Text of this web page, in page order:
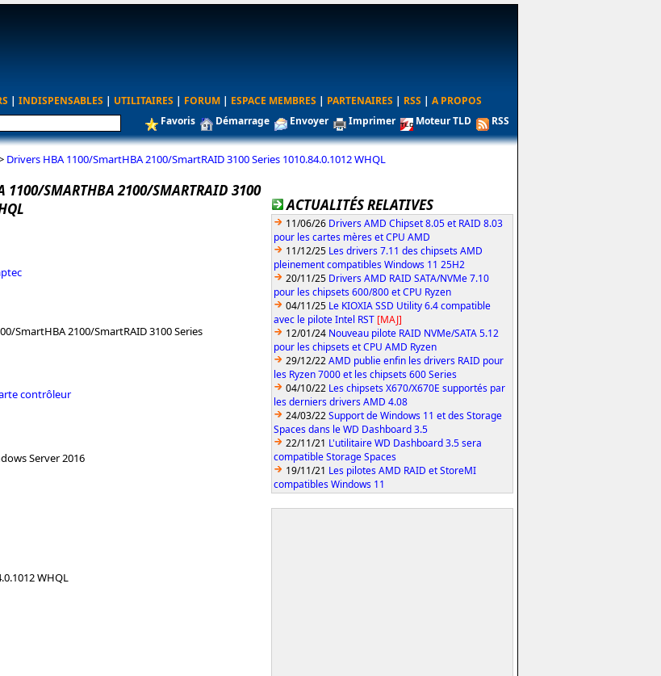
| INDISPENSABLES | UTILITAIRES | FORUM | ESPACE MEMBRES | PARTENAIRES | RSS | A PROPOS
Favoris Démarrage Envoyer Imprimer Moteur TLD RSS
Drivers HBA 1100/SmartHBA 2100/SmartRAID 3100 Series 1010.84.0.1012 WHQL
1100/SMARTHBA 2100/SMARTRAID 3100
SmartHBA 2100/SmartRAID 3100 Series
contrôleur
Server 2016
WHQL
ACTUALITÉS RELATIVES
11/06/26 Drivers AMD Chipset 8.05 et RAID 8.03
pour les cartes mères et CPU AMD
11/12/25 Les drivers 7.11 des chipsets AMD
pleinement compatibles Windows 11 25H2
20/11/25 Drivers AMD RAID SATA/NVMe 7.10
pour les chipsets 600/800 et CPU Ryzen
04/11/25 Le KIOXIA SSD Utility 6.4 compatible
avec le pilote Intel RST [MAJ]
12/01/24 Nouveau pilote RAID NVMe/SATA 5.12
pour les chipsets et CPU AMD Ryzen
29/12/22AMD publie enfin les drivers RAID pour
les Ryzen 7000 et les chipsets 600 Series
04/10/22 Les chipsets X670/X670E supportés par
les derniers drivers AMD 4.08
24/03/22Support de Windows 11 et des Storage
Spaces dans le WD Dashboard 3.5
22/11/21 L'utilitaire WD Dashboard 3.5 sera
compatible Storage Spaces
19/11/21 Les pilotes AMD RAID et StoreMI
compatibles Windows 11